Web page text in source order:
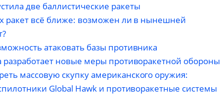
две баллистические ракеты
ракет всё ближе: возможен ли в нынешней
атаковать базы противника
разработает новые меры противоракетной обороны
массовую скупку американского оружия:
Global Hawk и противоракетные системы